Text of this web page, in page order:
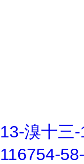
13-溴十三-
116754-